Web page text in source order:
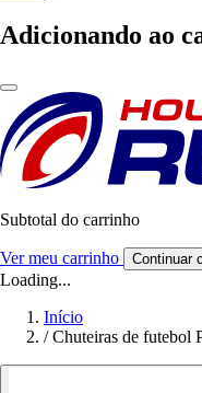
Adicionando ao
Subtotal do carrinho
Ver meu carrinho Continuar
Loading...
Início
/ Chuteiras de futebol